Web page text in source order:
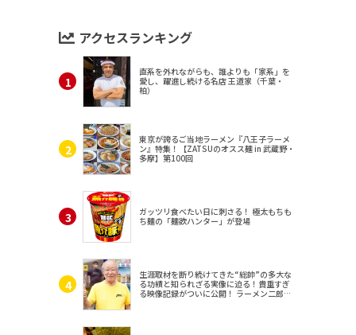
アクセスランキング
直系を外れながらも、誰よりも「家系」を
愛し、躍進し続ける名店 王道家（千葉・
柏）
東京が誇るご当地ラーメン『八王子ラーメ
ン』特集！【ZATSUのオスス麺 in 武蔵野・
多摩】第100回
ガッツリ食べたい日に刺さる！ 極太もちも
ち麺の「麺欲ハンター」が登場
生涯取材を断り続けてきた“総帥”の多大な
る功績と知られざる実像に迫る！貴重すぎ
る映像記録がついに公開！ ラーメン二郎